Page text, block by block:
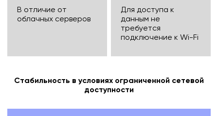
В отличие от
облачных серверов
Для доступа к
данным не
требуется
подключение к Wi-Fi
Стабильность в условиях ограниченной сетевой
доступности